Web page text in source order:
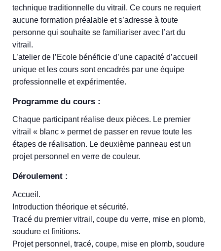
technique traditionnelle du vitrail. Ce cours ne requiert
aucune formation préalable et s’adresse à toute
personne qui souhaite se familiariser avec l’art du
vitrail.
L’atelier de l’Ecole bénéficie d’une capacité d’accueil
unique et les cours sont encadrés par une équipe
professionnelle et expérimentée.
Programme du cours :
Chaque participant réalise deux pièces. Le premier
vitrail « blanc » permet de passer en revue toute les
étapes de réalisation. Le deuxième panneau est un
projet personnel en verre de couleur.
Déroulement :
Accueil.
Introduction théorique et sécurité.
Tracé du premier vitrail, coupe du verre, mise en plomb,
soudure et finitions.
Projet personnel, tracé, coupe, mise en plomb, soudure